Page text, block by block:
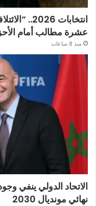
انتخابات
عشرة مطالب أمام
منذ 8 ساعات
الاتحاد الدولي ينفي
نهائي مونديال 2030